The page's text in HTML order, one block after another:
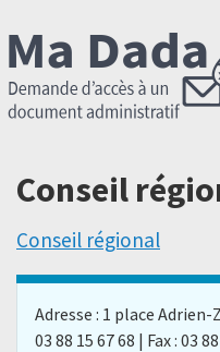
Conseil
Conseil régional
Adresse : 1 place
03 88 15 67 68 | Fax : 03